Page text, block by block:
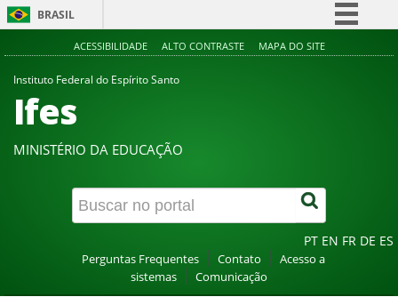
BRASIL
Simplifique!
Canais
ACESSIBILIDADE ALTO CONTRASTE MAPA DO SITE
Instituto Federal do Espírito Santo
Ifes
MINISTÉRIO DA EDUCAÇÃO
PT EN FR DE ES
Perguntas Frequentes Contato
Acesso a
sistemas
Comunicação